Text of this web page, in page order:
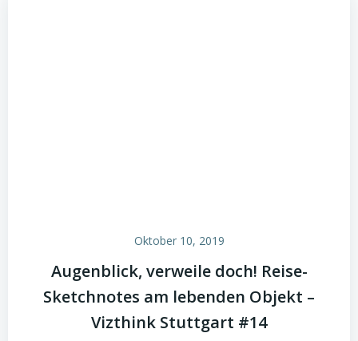
Oktober 10, 2019
Augenblick, verweile doch! Reise-
Sketchnotes am lebenden Objekt –
Vizthink Stuttgart #14